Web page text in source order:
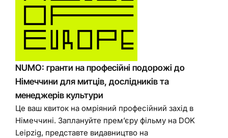
NUMO: гранти на професійні подорожі до
Німеччини для митців, дослідників та
менеджерів культури
Це ваш квиток на омріяний професійний захід в
Німеччині. Заплануйте прем’єру фільму на DOK
Leipzig, представте видавництво на